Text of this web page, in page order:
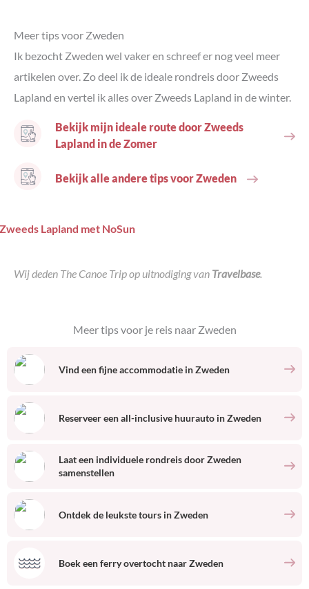
Meer tips voor Zweden
Ik bezocht Zweden wel vaker en schreef er nog veel meer
artikelen over. Zo deel ik de ideale rondreis door Zweeds
Lapland en vertel ik alles over Zweeds Lapland in de winter.
Bekijk mijn ideale route door Zweeds
Lapland in de Zomer
Bekijk alle andere tips voor Zweden
Wij deden The Canoe Trip op uitnodiging van Travelbase.
Meer tips voor je reis naar Zweden
Vind een fijne accommodatie inZweden
Reserveer een all-inclusive huurauto inZweden
Laat een individuele rondreis doorZweden
samenstellen
Ontdek de leukste tours inZweden
Boek een ferry overtocht naarZweden